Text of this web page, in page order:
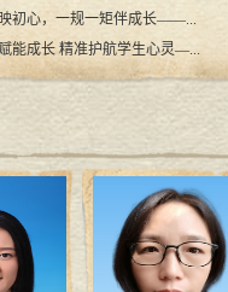
初心，一规一矩伴成长——...
能成长 精准护航学生心灵—...